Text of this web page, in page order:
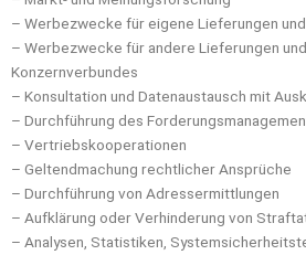
– Werbezwecke für eigene Lieferungen
– Werbezwecke für andere Lieferungen
Konzernverbundes
– Konsultation und Datenaustausch mit
– Durchführung des
– Vertriebskooperationen
– Geltendmachung rechtlicher Ansprüche
– Durchführung von Adressermittlungen
– Aufklärung oder Verhinderung von
– Analysen, Statistiken,